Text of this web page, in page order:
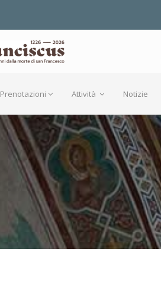
Prenotazioni Attività Notizie